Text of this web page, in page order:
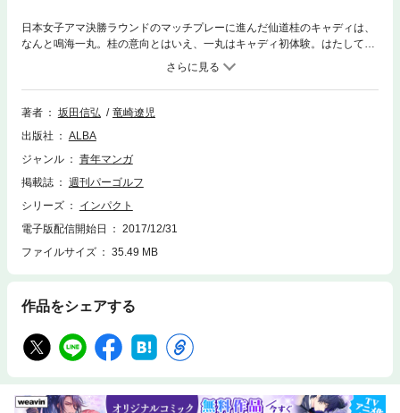
日本女子アマ決勝ラウンドのマッチプレーに進んだ仙道桂のキャディは、
なんと鳴海一丸。桂の意向とはいえ、一丸はキャディ初体験。はたしてこ
の急造コンビでどこまで勝ち進めるのか？ 決勝ラウンド1回戦は、あの
力石の娘・美香。熱戦開始！！
著者 坂田信弘
竜崎遼児
出版社
ALBA
ジャンル
青年マンガ
掲載誌
週刊パーゴルフ
シリーズ
インパクト
電子版配信開始日
2017/12/31
ファイルサイズ
35.49 MB
作品をシェアする